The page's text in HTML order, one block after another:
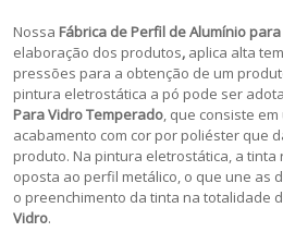
Nossa Fábrica de Perfil de Alumínio
elaboração dos produtos, aplica alta
pressões para a obtenção de um
pintura eletrostática a pó pode ser
Para Vidro Temperado, que consiste
acabamento com cor por poliéster que
produto. Na pintura eletrostática, a tinta
oposta ao perfil metálico, o que une as
o preenchimento da tinta na totalidade
Vidro.